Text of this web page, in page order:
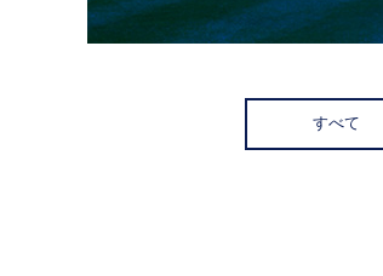
すべて